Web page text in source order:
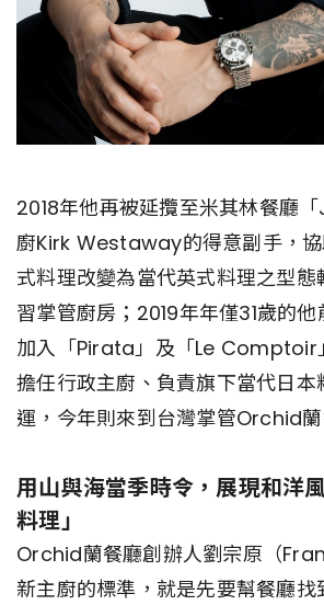
2018年他再被延攬至米其林餐廳
廚Kirk Westaway的得意副手，
式料理改變為當代英式料理之型態
習掌管廚房；2019年年僅31歲的
加入「Pirata」及「Le Comptoir
擔任行政主廚、負責旗下當代日本
運，今年則來到台灣掌管Orchid蘭
用山與海當季時令，展現和洋
料理」
Orchid蘭餐廳創辦人劉宗原（
新主廚的標準，就是先要幫餐廳找